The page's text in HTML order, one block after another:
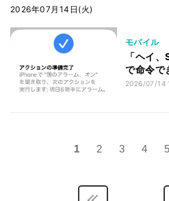
2026年07月14日(火)
モバイル
「ヘイ
で命令で
いiPhone
2026/07/14
1 2 3 4 5